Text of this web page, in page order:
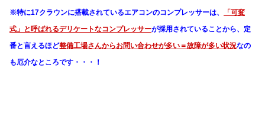
※特に17クラウンに搭載されているエアコンのコンプレッサーは、
「可変
式」と呼ばれるデリケートなコンプレッサーが採用されていることから、定
番と言えるほど整備工場さんからお問い合わせが多い＝故障が多い状況なの
も厄介なところです・・・！